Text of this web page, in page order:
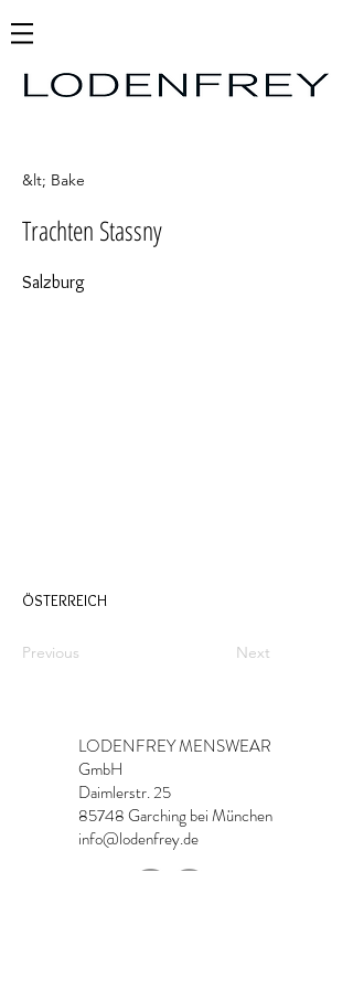
&lt; Bake
Trachten Stassny
Salzburg
ÖSTERREICH
Previous Next
LODENFREY MENSWEAR
GmbH
Daimlerstr. 25
85748 Garching bei München
info@lodenfrey.de